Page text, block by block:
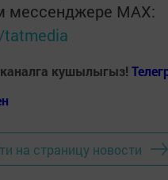
мессенджере MАХ:
каналга кушылыгыз!
на страницу новости